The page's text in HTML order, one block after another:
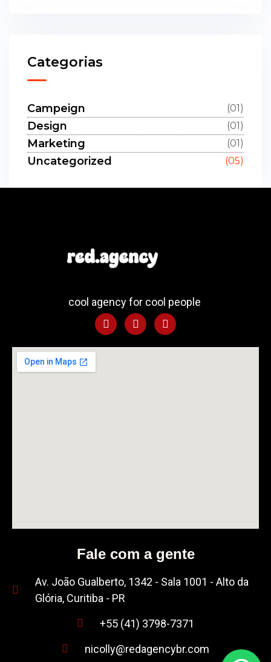
Categorias
Campeign (01)
Design (01)
Marketing (01)
Uncategorized (05)
cool agency for cool people
Fale com a gente
Av. João Gualberto, 1342 - Sala 1001 - Alto da
Glória, Curitiba - PR
+55 (41) 3798-7371
nicolly@redagencybr.com